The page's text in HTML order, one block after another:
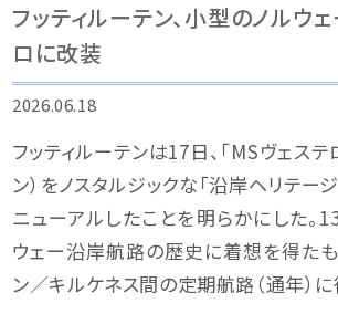
フッティルーテン、小型のノルウ
ロに改装
2026.06.18
フッティルーテンは17日、「MSヴェステ
ン）をノスタルジックな「沿岸ヘリテージ
ニューアルしたことを明らかにした。
ウェー沿岸航路の歴史に着想を得た
ン／キルケネス間の定期航路（通年）に